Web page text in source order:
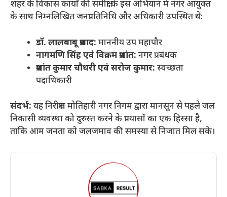
​शहर के विकास कार्यों की समीक्षा के इस अभियान में नगर आयुक्त
के साथ निम्नलिखित जनप्रतिनिधि और अधिकारी उपस्थित थे:
डॉ. लालबाबू प्रसाद: माननीय उप महापौर
नागमणि सिंह एवं विक्रम प्रशांत: नगर प्रबंधक
प्रशांत कुमार चौधरी एवं सरोज कुमार: स्वच्छता
पदाधिकारी
संदर्भ: यह निरीक्षण मोतिहारी नगर निगम द्वारा मानसून से पहले जल
निकासी व्यवस्था को दुरुस्त करने के प्रयासों का एक हिस्सा है,
ताकि आम जनता को जलजमाव की समस्या से निजात मिल सके।